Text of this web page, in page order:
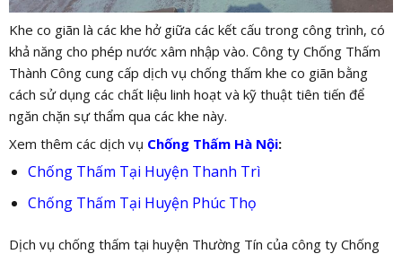
Khe co giãn là các khe hở giữa các kết cấu trong công trình, có
khả năng cho phép nước xâm nhập vào. Công ty Chống Thấm
Thành Công cung cấp dịch vụ chống thấm khe co giãn bằng
cách sử dụng các chất liệu linh hoạt và kỹ thuật tiên tiến để
ngăn chặn sự thẩm qua các khe này.
Xem thêm các dịch vụ Chống Thấm Hà Nội:
Chống Thấm Tại Huyện Thanh Trì
Chống Thấm Tại Huyện Phúc Thọ
Dịch vụ chống thấm tại huyện Thường Tín của công ty Chống